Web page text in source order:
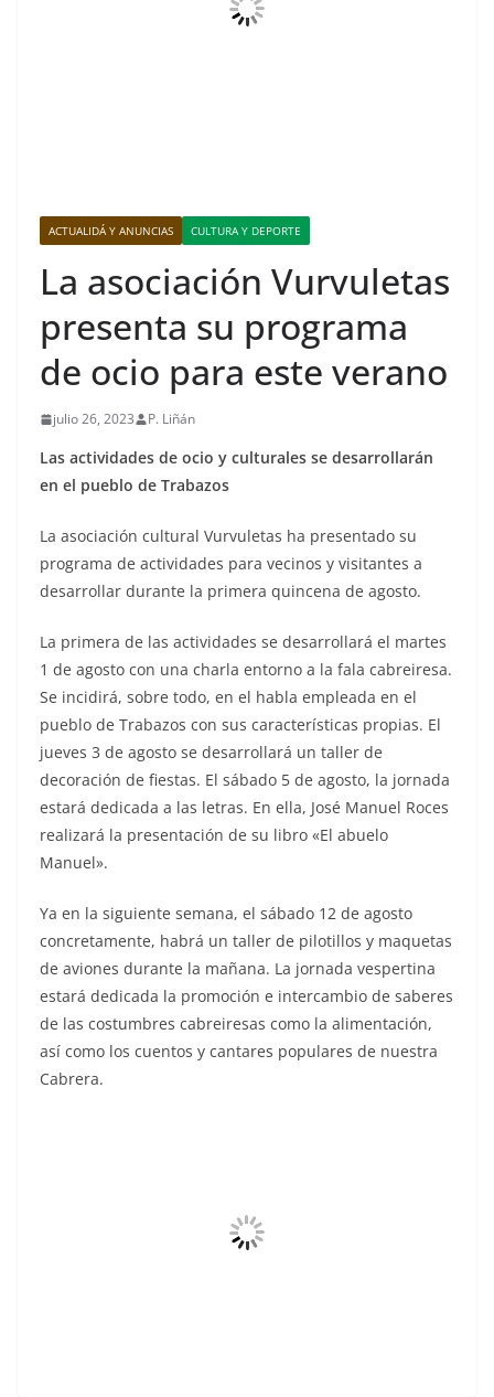
ACTUALIDÁ Y ANUNCIAS CULTURA Y DEPORTE
La asociación Vurvuletas
presenta su programa
de ocio para este verano
julio 26, 2023 P. Liñán
Las actividades de ocio y culturales se desarrollarán
en el pueblo de Trabazos
La asociación cultural Vurvuletas ha presentado su
programa de actividades para vecinos y visitantes a
desarrollar durante la primera quincena de agosto.
La primera de las actividades se desarrollará el martes
1 de agosto con una charla entorno a la fala cabreiresa.
Se incidirá, sobre todo, en el habla empleada en el
pueblo de Trabazos con sus características propias. El
jueves 3 de agosto se desarrollará un taller de
decoración de fiestas. El sábado 5 de agosto, la jornada
estará dedicada a las letras. En ella, José Manuel Roces
realizará la presentación de su libro «El abuelo
Manuel».
Ya en la siguiente semana, el sábado 12 de agosto
concretamente, habrá un taller de pilotillos y maquetas
de aviones durante la mañana. La jornada vespertina
estará dedicada la promoción e intercambio de saberes
de las costumbres cabreiresas como la alimentación,
así como los cuentos y cantares populares de nuestra
Cabrera.